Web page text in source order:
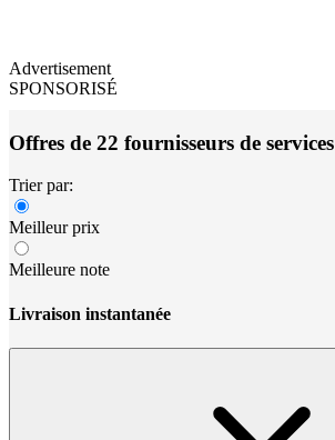
Advertisement
SPONSORISÉ
Offres de 22 fournisseurs de services
Trier par:
Meilleur prix
Meilleure note
Livraison instantanée